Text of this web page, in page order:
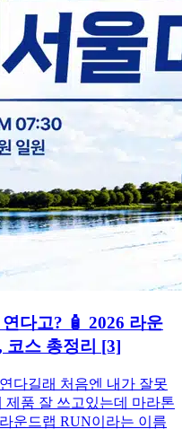
다고? 🧴 2026 라운
스 총정리 [3]
다길래 처음엔 내가 잘못
제품 잘 쓰고있는데 마라톤
운드랩 RUN이라는 이름